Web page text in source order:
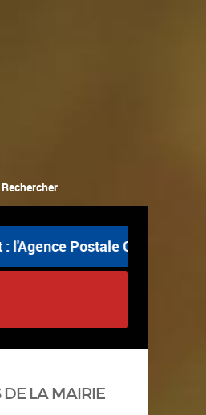
Rechercher
Postale Communale est
DE LA MAIRIE